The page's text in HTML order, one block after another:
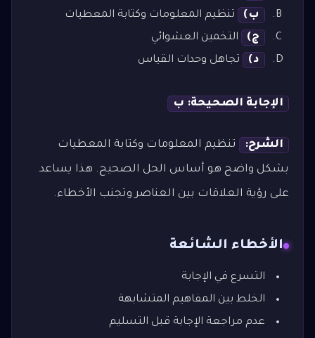
ب)
تنظيم المعلومات وكتابة المعطيات
ج)
التخمين العشوائي
د)
تجاهل وحدات القياس
الإجابة الصحيحة: ب
الشرح: تنظيم المعلومات وكتابة المعطيات
بشكل واضح هو أساس الحل الصحيح. هذا يساعد
على رؤية العلاقات بين العناصر وتجنب الأخطاء.
الأخطاء الشائعة
التسرع في الإجابة
الخلط بين المفاهيم المتشابهة
عدم مراجعة الإجابة قبل التسليم